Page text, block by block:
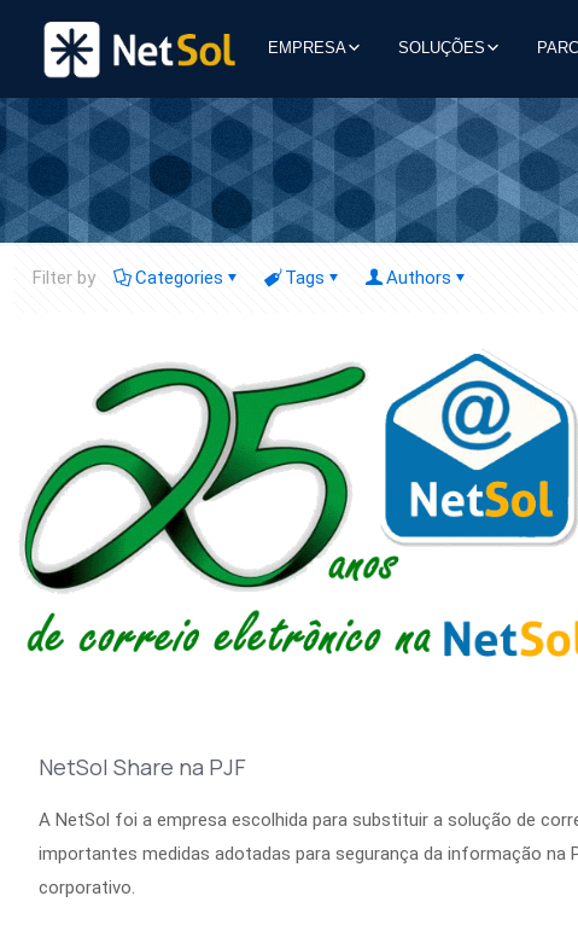
EMPRESA SOLUÇÕES
Filter by Categories Tags Authors
NetSol Share na PJF
A NetSol foi a empresa escolhida para substituir a solução de
importantes medidas adotadas para segurança da informação
corporativo.